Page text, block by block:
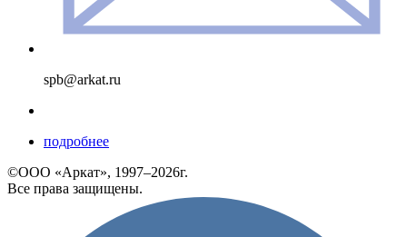
spb@arkat.ru
подробнее
©ООО «Аркат», 1997–2026г.
Все права защищены.